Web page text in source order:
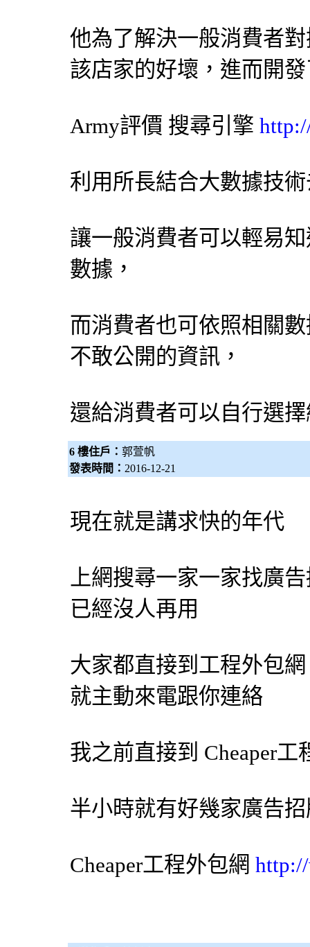
他為了解決一般消費者
該店家的好壞，進而開
Army評價 搜尋引擎
利用所長結合大數據技
讓一般消費者可以輕易
數據，
而消費者也可依照相關
不敢公開的資訊，
還給消費者可以自行選
6 樓住戶： 郭萱帆
發表時間： 2016-12-21
現在就是講求快的年代
上網搜尋一家一家找廣
已經沒人再用
大家都直接到工程外包網
就主動來電跟你連絡
我之前直接到 Cheaper工
半小時就有好幾家廣告
Cheaper工程外包網